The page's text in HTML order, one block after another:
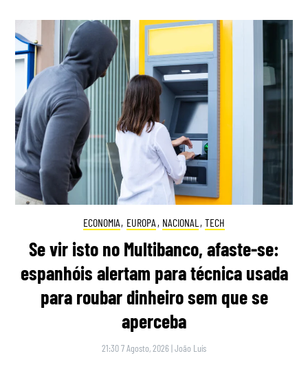
ECONOMIA, EUROPA , NACIONAL , TECH
Se vir isto no Multibanco, afaste-se:
espanhóis alertam para técnica usada
para roubar dinheiro sem que se
aperceba
21:30 7 Agosto, 2026 |João Luís